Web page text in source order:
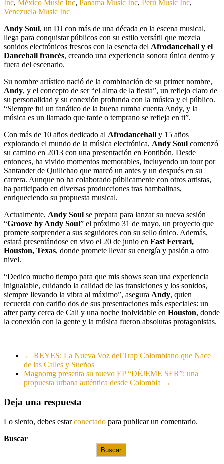
Inc, México Music Inc, Panama Music Inc, Perú Music Inc,
Venezuela Music Inc
Andy Soul, un DJ con más de una década en la escena musical,
llega para conquistar públicos con su estilo versátil que mezcla
sonidos electrónicos frescos con la esencia del Afrodancehall y el
Dancehall francés, creando una experiencia sonora única dentro y
fuera del escenario.
Su nombre artístico nació de la combinación de su primer nombre,
Andy, y el concepto de ser “el alma de la fiesta”, un reflejo claro de
su personalidad y su conexión profunda con la música y el público.
“Siempre fui un fanático de la buena rumba cuenta Andy, y la
música es un llamado que tarde o temprano se refleja en ti”.
Con más de 10 años dedicado al Afrodancehall y 15 años
explorando el mundo de la música electrónica, Andy Soul comenzó
su camino en 2013 con una presentación en Fontibón. Desde
entonces, ha vivido momentos memorables, incluyendo un tour por
Santander de Quilichao que marcó un antes y un después en su
carrera. Aunque no ha colaborado públicamente con otros artistas,
ha participado en diversas producciones tras bambalinas,
enriqueciendo su propuesta musical.
Actualmente, Andy Soul se prepara para lanzar su nueva sesión
“Groove by Andy Soul” el próximo 31 de mayo, un proyecto que
promete sorprender a sus seguidores con su sello único. Además,
estará presentándose en vivo el 20 de junio en Fast Ferrari,
Houston, Texas, donde promete llevar su energía y pasión a otro
nivel.
“Dedico mucho tiempo para que mis shows sean una experiencia
inigualable, cuidando la calidad de las transiciones y los sonidos,
siempre llevando la vibra al máximo”, asegura Andy, quien
recuerda con cariño dos de sus presentaciones más especiales: un
after party cerca de Cali y una noche inolvidable en Houston, donde
la conexión con la gente y la música fueron absolutas protagonistas.
← REYES: La Nueva Voz del Trap Colombiano que Nace
de las Calles y Sueños
Magnomg presenta su nuevo EP “DÉJEME SER”: una
propuesta urbana auténtica desde Colombia →
Deja una respuesta
Lo siento, debes estarconectado para publicar un comentario.
Buscar
Buscar